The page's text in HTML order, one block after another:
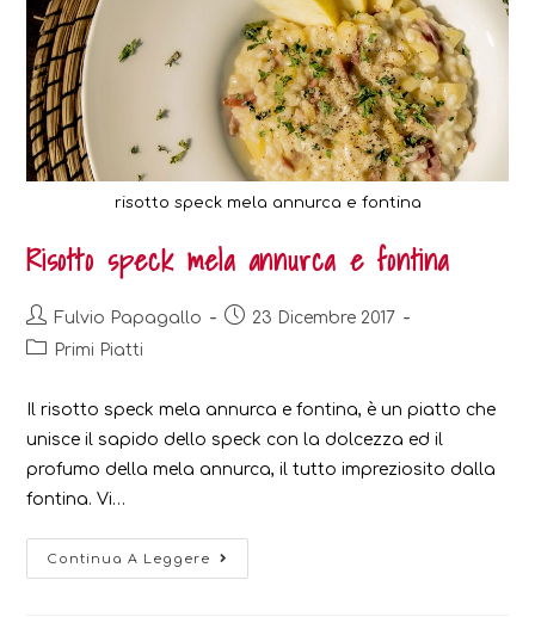
risotto speck mela annurca e fontina
Risotto speck mela annurca e fontina
Post
author:
Fulvio Papagallo
Post23 Dicembre 2017
PostPrimi Piatti
Il risotto speck mela annurca e fontina, è un piatto che
unisce il sapido dello speck con la dolcezza ed il
profumo della mela annurca, il tutto impreziosito dalla
fontina. Vi…
Continua A Leggere
speck